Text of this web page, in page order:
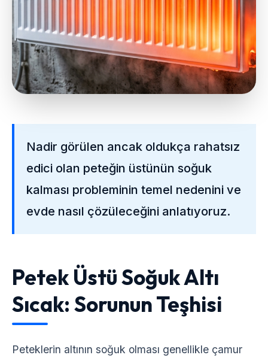
Nadir görülen ancak oldukça rahatsız
edici olan peteğin üstünün soğuk
kalması probleminin temel nedenini ve
evde nasıl çözüleceğini anlatıyoruz.
Petek Üstü Soğuk Altı
Sıcak: Sorunun Teşhisi
Peteklerin altının soğuk olması genellikle çamur